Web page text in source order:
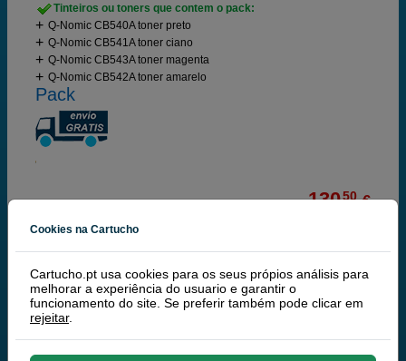
Tinteiros ou toners que contem o pack:
Q-Nomic CB540A toner preto
Q-Nomic CB541A toner ciano
Q-Nomic CB543A toner magenta
Q-Nomic CB542A toner amarelo
Pack
130,50 €
comprar >
Q-Nomic Pack 125A (CF373AM) 3 toners cores
Poupe 212,95 €
Cookies na Cartucho
Cartucho.pt usa cookies para os seus própios análisis para
melhorar a experiência do usuario e garantir o
funcionamento do site. Se preferir também pode clicar em
rejeitar.